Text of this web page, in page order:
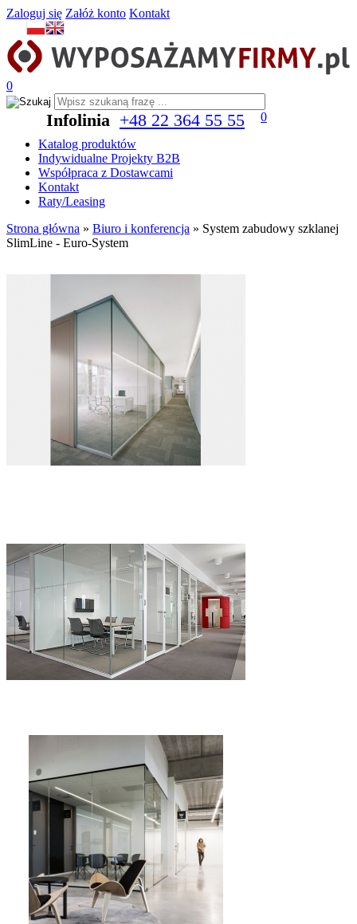
Zaloguj się Załóż konto Kontakt
0
Infolinia +48 22 364 55 55
0
Katalog produktów
Indywidualne Projekty B2B
Współpraca z Dostawcami
Kontakt
Raty/Leasing
Strona główna » Biuro i konferencja » System zabudowy szklanej
SlimLine - Euro-System